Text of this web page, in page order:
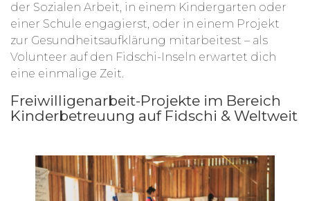
der Sozialen Arbeit, in einem Kindergarten oder
einer Schule engagierst, oder in einem Projekt
zur Gesundheitsaufklärung mitarbeitest – als
Volunteer auf den Fidschi-Inseln erwartet dich
eine einmalige Zeit.
Freiwilligenarbeit-Projekte im Bereich
Kinderbetreuung auf Fidschi & Weltweit